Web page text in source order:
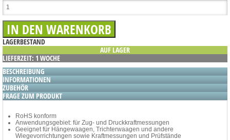
LAGERBESTAND
AUF LAGER
LIEFERZEIT: 1 WOCHE
BESCHREIBUNG
INFORMATIONEN
ZUBEHÖR
FRAGE ZUM PRODUKT
RoHS konform
Anwendungsgebiet: für Zug- und Druckkraftmessungen
Geeignet für Hängewaagen, Trichterwaagen und andere
Wiegevorrichtungen sowie Kraftmessungen und Prüfstände